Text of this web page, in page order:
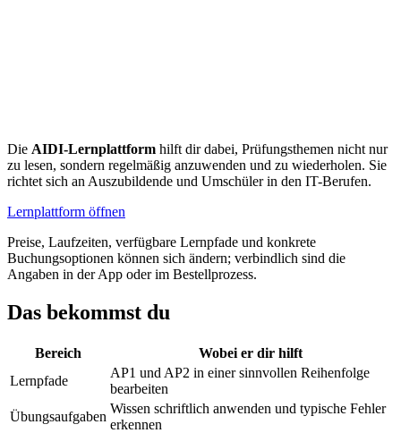
Die AIDI-Lernplattform hilft dir dabei, Prüfungsthemen nicht nur
zu lesen, sondern regelmäßig anzuwenden und zu wiederholen. Sie
richtet sich an Auszubildende und Umschüler in den IT-Berufen.
Lernplattform öffnen
Preise, Laufzeiten, verfügbare Lernpfade und konkrete
Buchungsoptionen können sich ändern; verbindlich sind die
Angaben in der App oder im Bestellprozess.
Das bekommst du
Bereich
Wobei er dir hilft
Lernpfade
AP1 und AP2 in einer sinnvollen Reihenfolge
bearbeiten
Übungsaufgaben
Wissen schriftlich anwenden und typische Fehler
erkennen